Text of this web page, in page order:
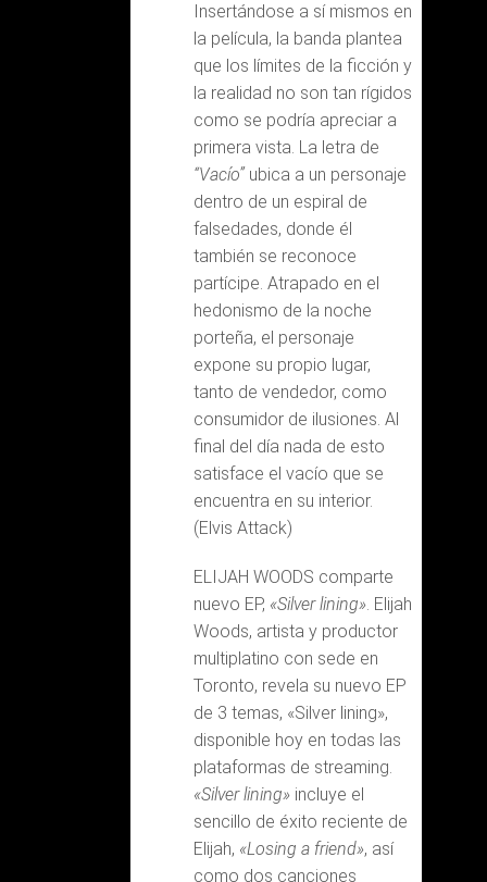
Insertándose a sí mismos en
la película, la banda plantea
que los límites de la ficción y
la realidad no son tan rígidos
como se podría apreciar a
primera vista. La letra de
“Vacío”ubica a un personaje
dentro de un espiral de
falsedades, donde él
también se reconoce
partícipe. Atrapado en el
hedonismo de la noche
porteña, el personaje
expone su propio lugar,
tanto de vendedor, como
consumidor de ilusiones. Al
final del día nada de esto
satisface el vacío que se
encuentra en su interior.
(Elvis Attack)
ELIJAH WOODS comparte
nuevo EP, «Silver lining». Elijah
Woods, artista y productor
multiplatino con sede en
Toronto, revela su nuevo EP
de 3 temas, «Silver lining»,
disponible hoy en todas las
plataformas de streaming.
«Silver lining»incluye el
sencillo de éxito reciente de
Elijah, «Losing a friend», así
como dos canciones